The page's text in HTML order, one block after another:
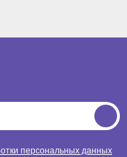
персональных данных